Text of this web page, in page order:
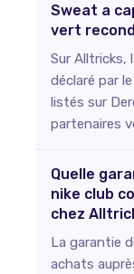
Sweat a
vert
Sur
déclaré par
listés sur
partenaires
Quelle
nike club
chez
La garantie
achats